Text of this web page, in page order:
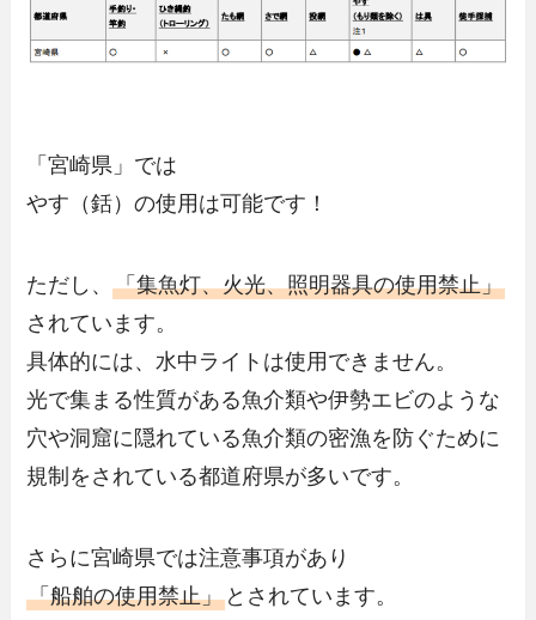
「宮崎県」では
やす（銛）の使用は可能です！
ただし、「集魚灯、火光、照明器具の使用禁止」
されています。
具体的には、水中ライトは使用できません。
光で集まる性質がある魚介類や伊勢エビのような
穴や洞窟に隠れている魚介類の密漁を防ぐために
規制をされている都道府県が多いです。
さらに宮崎県では注意事項があり
「船舶の使用禁止」 とされています。